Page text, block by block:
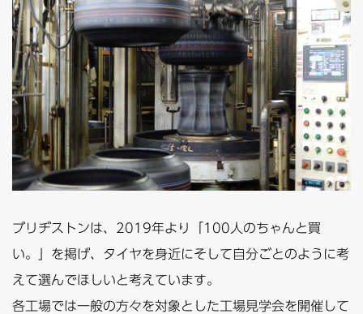
ブリヂストンは、2019年より「100人のちゃんと買
い。」を掲げ、タイヤを身近にそして自分ごとのように考
えて選んでほしいと考えています。
各工場では一般の方々を対象とした工場見学会を開催して